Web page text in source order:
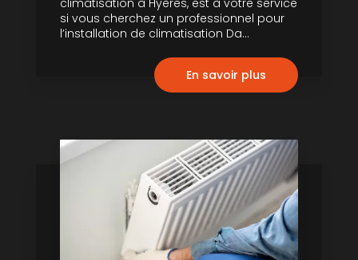
si vous cherchez un professionnel pour
l’installation de climatisation Da...
En savoir plus